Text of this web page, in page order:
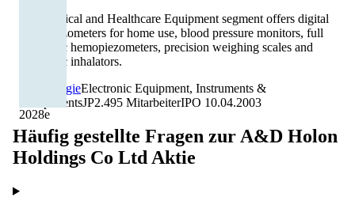
2028e
The Medical and Healthcare Equipment segment offers digital
hemopiezometers for home use, blood pressure monitors, full
automatic hemopiezometers, precision weighing scales and
ultrasonic inhalators.
TechnologieElectronic Equipment, Instruments &
ComponentsJP2.495 MitarbeiterIPO 10.04.2003
Häufig gestellte Fragen zur A&D Holon
Holdings Co Ltd Aktie